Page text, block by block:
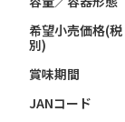
希望小売価格(税
別)
賞味期間
JANコード